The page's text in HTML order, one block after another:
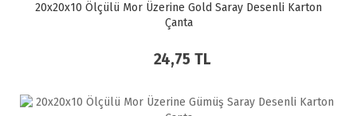
20x20x10 Ölçülü Mor Üzerine Gold Saray Desenli Karton
Çanta
24,75 TL